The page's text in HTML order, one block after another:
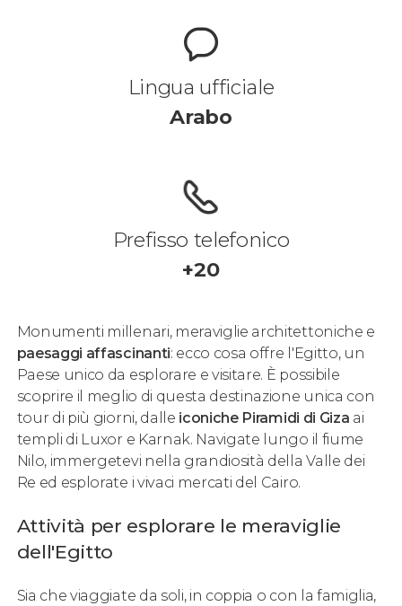
Lingua ufficiale
Arabo
Prefisso telefonico
+20
Monumenti millenari, meraviglie architettoniche e
paesaggi affascinanti: ecco cosa offre l'Egitto, un
Paese unico da esplorare e visitare. È possibile
scoprire il meglio di questa destinazione unica con
tour di più giorni, dalle iconiche Piramidi di Giza ai
templi di Luxor e Karnak. Navigate lungo il fiume
Nilo, immergetevi nella grandiosità della Valle dei
Re ed esplorate i vivaci mercati del Cairo.
Attività per esplorare le meraviglie
dell'Egitto
Sia che viaggiate da soli, in coppia o con la famiglia,